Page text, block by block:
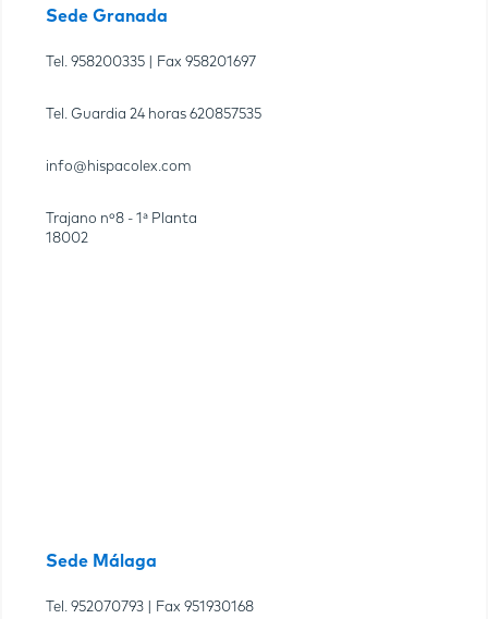
Sede Granada
Tel. 958200335 | Fax 958201697
Tel. Guardia 24 horas 620857535
info@hispacolex.com
Trajano nº8 - 1ª Planta
18002
Sede Málaga
Tel. 952070793 | Fax 951930168